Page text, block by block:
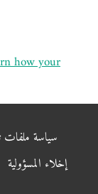
how your
سياسة ملفات
إخلاء المسؤولية